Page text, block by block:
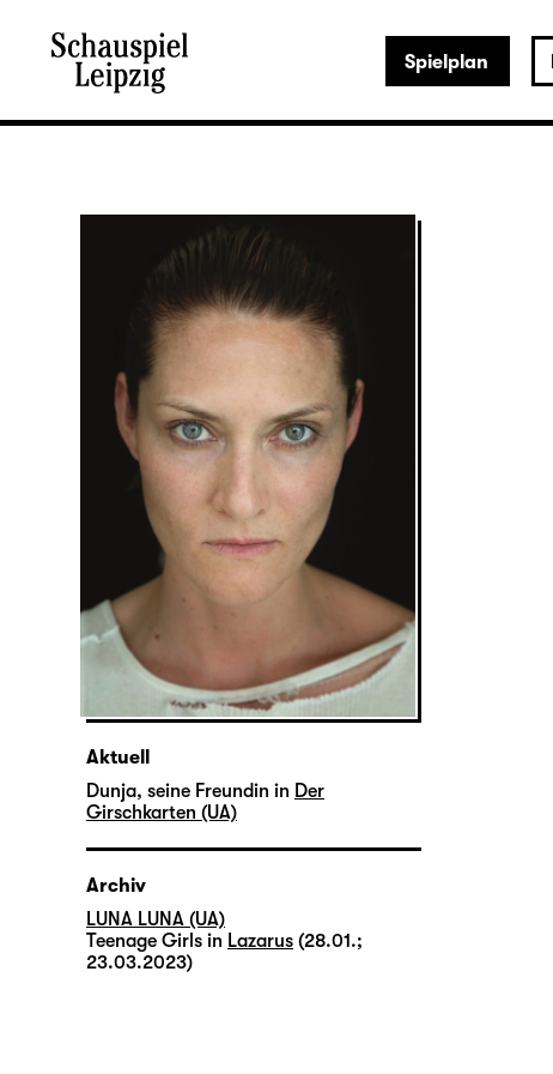
Spielplan
Aktuell
Dunja, seine Freundin in Der
Girschkarten (UA)
Archiv
LUNA LUNA (UA)
Teenage Girls in Lazarus (28.01.;
23.03.2023)